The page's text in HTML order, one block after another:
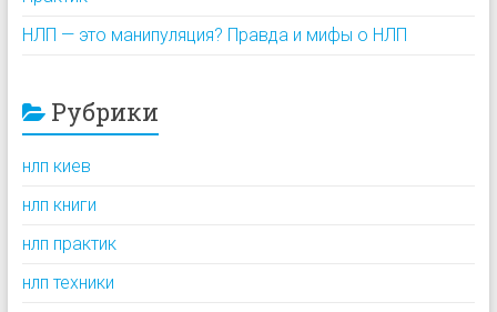
НЛП — это манипуляция? Правда и мифы о НЛП
Рубрики
нлп киев
нлп книги
нлп практик
нлп техники